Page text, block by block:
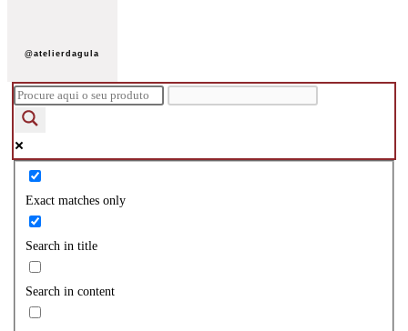
@atelierdagula
Exact matches only
Search in title
Search in content